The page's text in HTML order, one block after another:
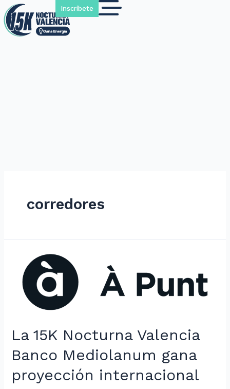
Inscríbete
corredores
La 15K Nocturna Valencia
Banco Mediolanum gana
proyección internacional